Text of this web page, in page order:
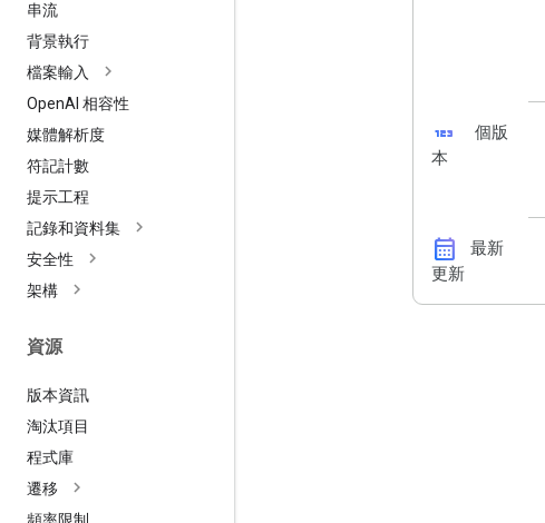
串流
背景執行
檔案輸入
OpenAI 相容性
媒體解析度
符記計數
提示工程
記錄和資料集
安全性
架構
資源
版本資訊
淘汰項目
程式庫
遷移
頻率限制
123
個版
本
calendar_month
最新
更新